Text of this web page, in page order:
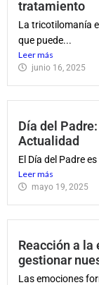
tratamiento
La tricotilomanía
que puede...
Leer más
junio 16, 2025
Día del
Actualidad
El Día del Padre
Leer más
mayo 19, 2025
Reacción a la
gestionar
Las emociones